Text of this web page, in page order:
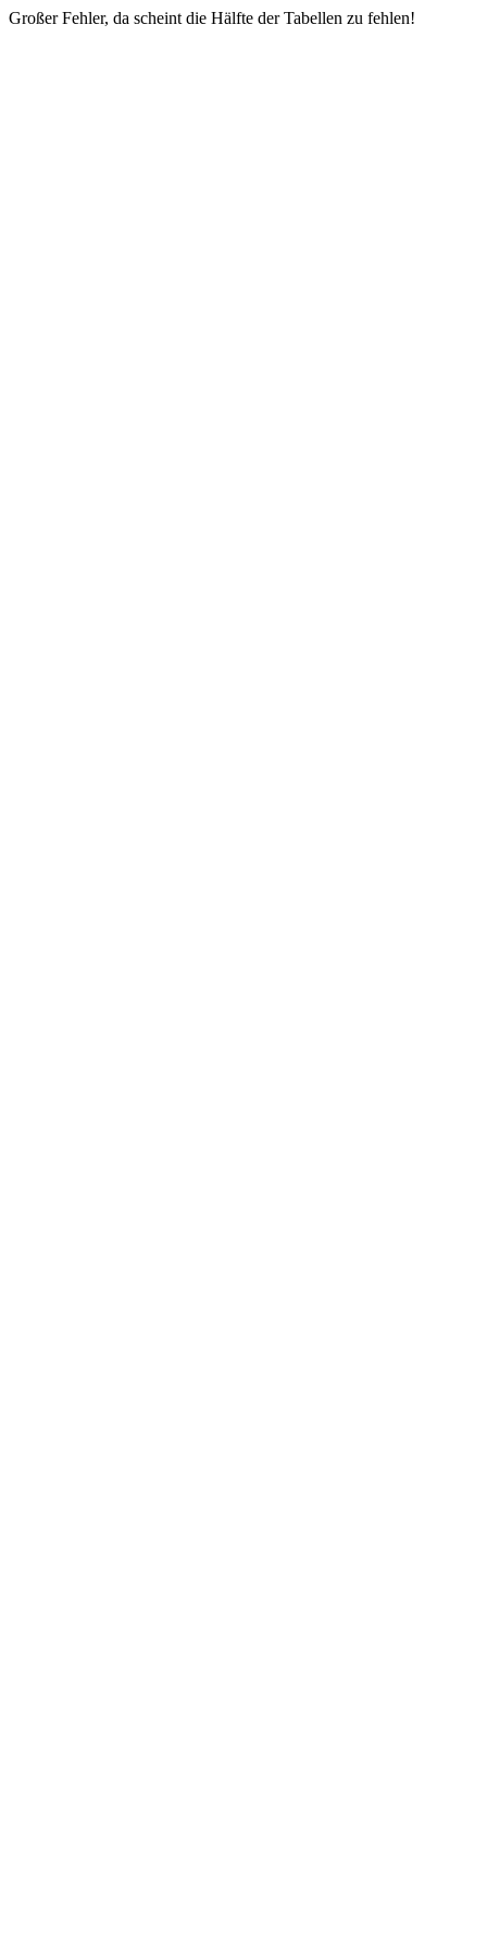
Großer Fehler, da scheint die Hälfte der Tabellen zu fehlen!